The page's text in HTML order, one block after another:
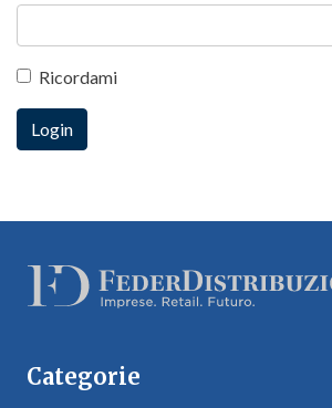
Ricordami
Categorie